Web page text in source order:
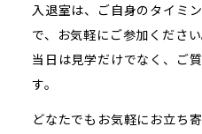
入退室は、ご自身のタイミ
で、お気軽にご参加ください
当日は見学だけでなく、ご
す。
どなたでもお気軽にお立ち寄